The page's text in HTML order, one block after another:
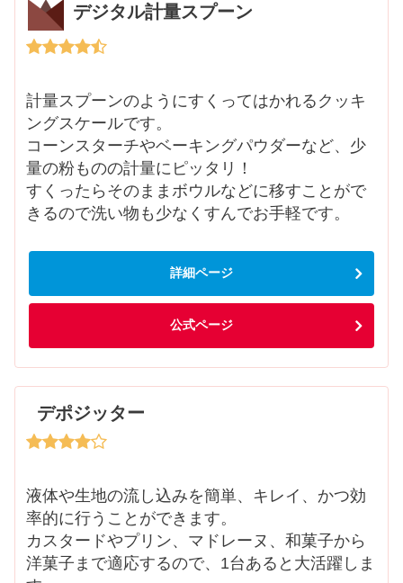
デジタル計量スプーン
計量スプーンのようにすくってはかれるクッキ
ングスケールです。
コーンスターチやベーキングパウダーなど、少
量の粉ものの計量にピッタリ！
すくったらそのままボウルなどに移すことがで
きるので洗い物も少なくすんでお手軽です。
詳細ページ
公式ページ
デポジッター
液体や生地の流し込みを簡単、キレイ、かつ効
率的に行うことができます。
カスタードやプリン、マドレーヌ、和菓子から
洋菓子まで適応するので、1台あると大活躍しま